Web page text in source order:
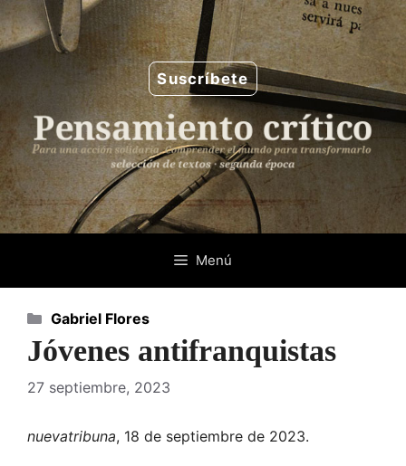
Saltar
al
contenido
Suscríbete
Menú
Jóvenes antifranquistas
27 septiembre, 2023
nuevatribuna, 18 de septiembre de 2023.
Categorías
Gabriel Flores